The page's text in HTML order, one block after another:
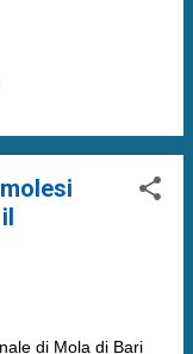
di Mola di Bari